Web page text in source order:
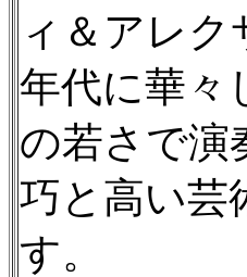
ィ＆アレク
年代に華々
の若さで演
巧と高い芸
す。